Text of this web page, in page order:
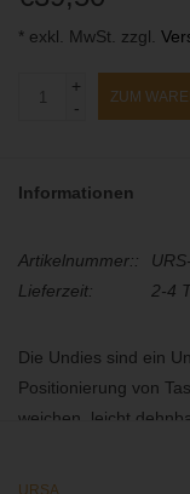
* exkl. MwSt. zzgl.
+
-
ZUM
Informationen
Artikelnummer::
Lieferzeit:
2-4
Die Undies sind ein
Positionierung von
weichen, leicht